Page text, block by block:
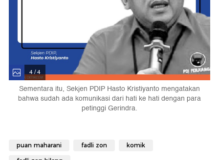
4 / 4
Sementara itu, Sekjen PDIP Hasto Kristiyanto mengatakan
bahwa sudah ada komunikasi dari hati ke hati dengan para
petinggi Gerindra.
puan maharani fadli zon komik